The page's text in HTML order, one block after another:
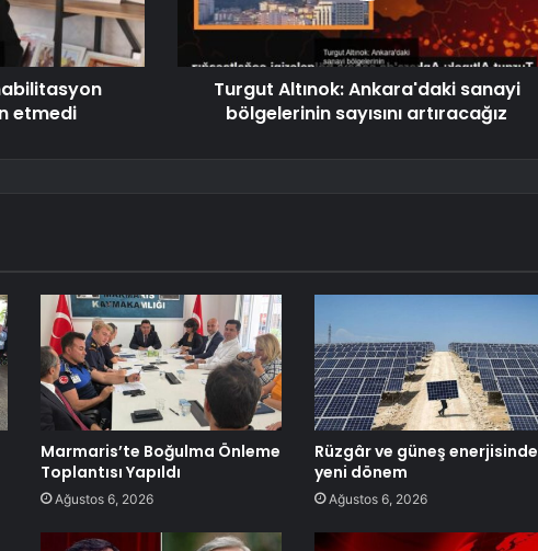
etmedi
Turgut Altınok: Ankara'daki sanayi
bölgelerinin sayısını artıracağız
Marmaris’te Boğulma Önleme
Toplantısı Yapıldı
Ağustos 6, 2026
Rüzgâr ve güneş enerjisinde
yeni dönem
Ağustos 6, 2026